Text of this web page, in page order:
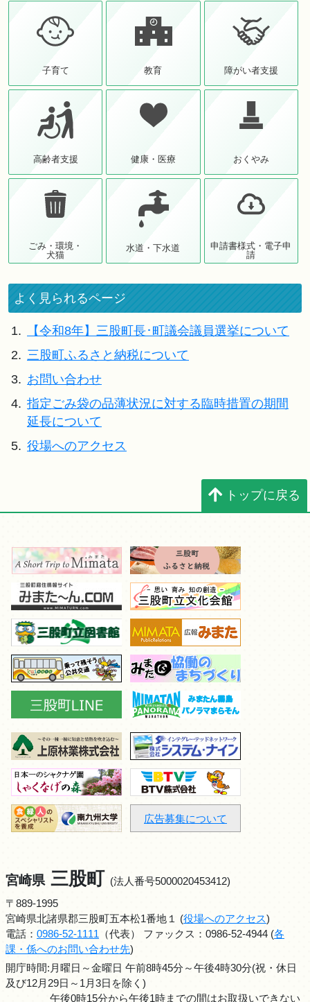
子育て 教育 障がい者支援
高齢者支援 健康・医療 おくやみ
ごみ・環境・
犬猫
水道・下水道
申請書様式・電子申
請
よく見られるページ
1.
【令和8年】三股町長･町議会議員選挙について
2. 三股町ふるさと納税について
3. お問い合わせ
4. 指定ごみ袋の品薄状況に対する臨時措置の期間
延長について
5. 役場へのアクセス
トップに戻る
広告募集について
宮崎県 三股町 (法人番号5000020453412)
〒889-1995
宮崎県北諸県郡三股町五本松1番地１ (役場へのアクセス)
電話： 0986-52-1111 （代表） ファックス：0986-52-4944 (各
課・係へのお問い合わせ先)
開庁時間:月曜日～金曜日 午前8時45分～午後4時30分(祝・休日
及び12月29日～1月3日を除く)
午後0時15分から午後1時までの間はお取扱いできない